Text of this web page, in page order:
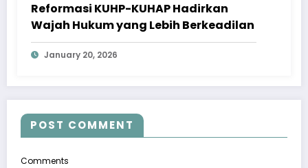
Reformasi KUHP-KUHAP Hadirkan
Wajah Hukum yang Lebih Berkeadilan
January 20, 2026
POST COMMENT
Comments